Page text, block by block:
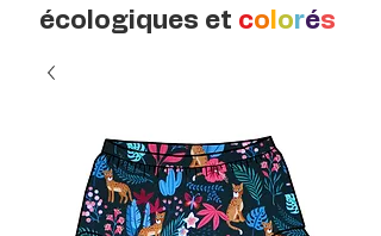
écologiques et co orés